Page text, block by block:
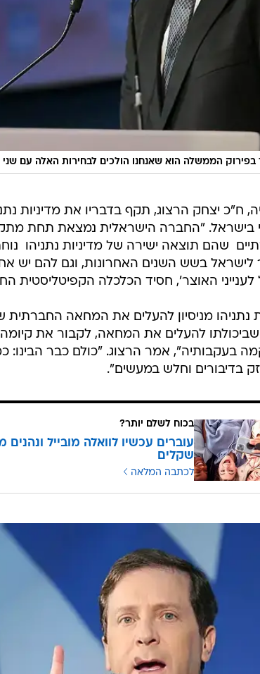
בפירוק הממשלה הוא שאנחנו הולכים לבחירות האלה עם שני
ח"כ יצחק הרצוג, תקף בדבריו את מדיניות
בישראל. "החברה הישראלית נמצאת תחת
 שהם תוצאה ישירה של מדיניות נתניהו 
לישראל בשש השנים האחרונות, וגם להם יש
האוצר', חסיד הכלכלה הקפיטליסטית
נתניהו מניסיון להעלים את המחאה החברתית
להעלים את המחאה, לקבור את
בעקבותיה", אמר הרצוג. "כולם כבר הבינו:
בדיבורים וחלש במעשים".
בכוח לשלם יותר?
שקלים
לכתבה המלאה